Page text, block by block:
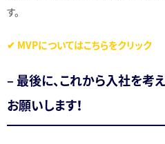
す。
✔︎ MVPについてはこちらをクリック
– 最後に、これから入社を考
お願いします！